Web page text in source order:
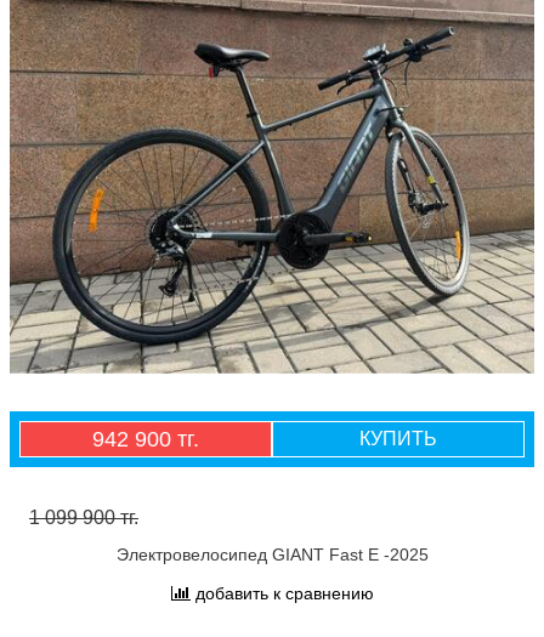
942 900 тг. КУПИТЬ
1 099 900 тг.
Электровелосипед GIANT Fast E -2025
добавить к сравнению